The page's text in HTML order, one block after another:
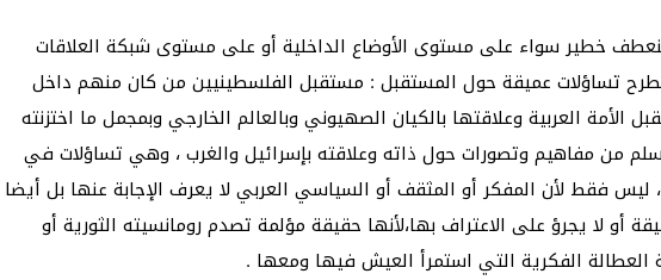
خطير سواء على مستوى الأوضاع الداخلية أو على مستوى شبكة العلاقات
تُطرح تساؤلات عميقة حول المستقبل : مستقبل الفلسطينيين من كان منهم داخل
العربية وعلاقتها بالكيان الصهيوني وبالعالم الخارجي وبمجمل ما اختزنته
من مفاهيم وتصورات حول ذاته وعلاقته بإسرائيل والغرب ، وهي تساؤلات في
ليس فقط لأن المفكر أو المثقف أو السياسي العربي لا يعرف الإجابة عنها بل أيضا
أو لا يجرؤ على الاعتراف بها،لأنها حقيقة مؤلمة تصدم رومانسيته الثورية أو
العطالة الفكرية التي استمرأ العيش فيها ومعها .